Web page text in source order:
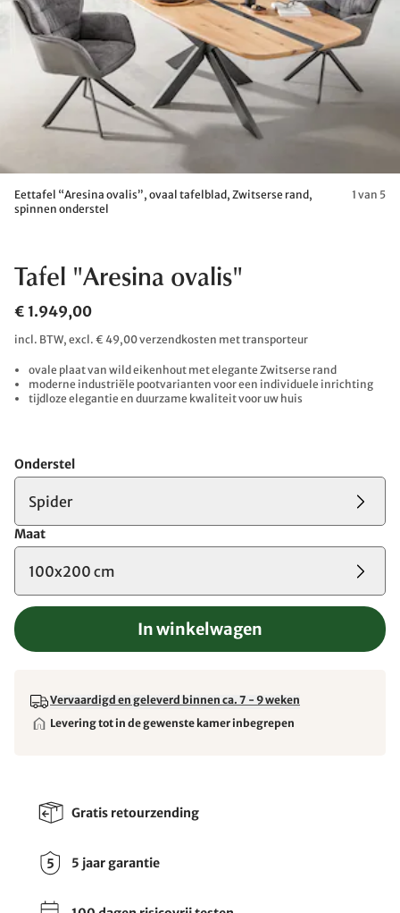
Eettafel “Aresina ovalis”, ovaal tafelblad, Zwitserse rand,
spinnen onderstel
1 van 5
Tafel "Aresina ovalis"
€ 1.949,00
incl. BTW, excl. € 49,00 verzendkosten met transporteur
ovale plaat van wild eikenhout met elegante Zwitserse rand
moderne industriële pootvarianten voor een individuele inrichting
tijdloze elegantie en duurzame kwaliteit voor uw huis
Onderstel
Spider
Maat
100x200 cm
In winkelwagen
Vervaardigd en geleverd binnen ca. 7 - 9 weken
Levering tot in de gewenste kamer inbegrepen
Gratis retourzending
5 jaar garantie